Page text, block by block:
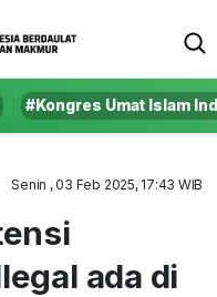
#Kongres Umat Islam
Senin , 03 Feb 2025, 17:43 WIB
ada di